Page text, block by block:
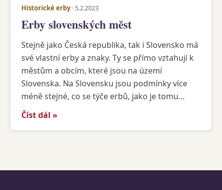
Historické erby· 5.2.2023
Erby slovenských měst
Stejně jako Česká republika, tak i Slovensko má
své vlastní erby a znaky. Ty se přímo vztahují k
městům a obcím, které jsou na území
Slovenska. Na Slovensku jsou podmínky více
méně stejné, co se týče erbů, jako je tomu…
Číst dál »